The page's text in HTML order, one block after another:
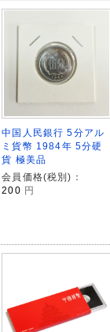
中国人民銀行 5分アル
ミ貨幣 1984年 5分硬
貨 極美品
会員価格(税別)：
200 円